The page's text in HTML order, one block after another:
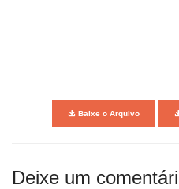
Baixe o Arquivo
Deixe um